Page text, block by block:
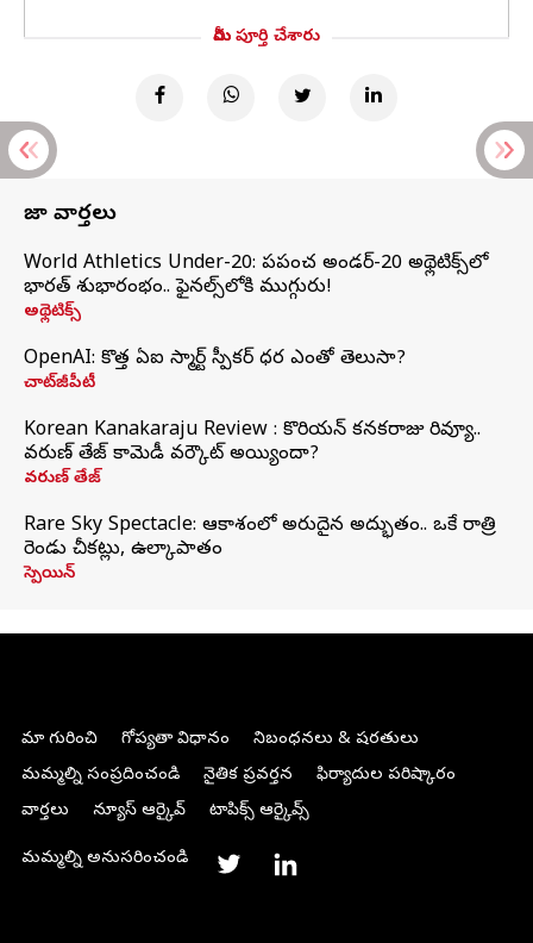
మీరు పూర్తి చేశారు
తాజా వార్తలు
World Athletics Under-20: ప్రపంచ అండర్-20 అథ్లెటిక్స్‌లో
భారత్‌ శుభారంభం.. ఫైనల్స్‌లోకి ముగ్గురు!
అథ్లెటిక్స్
OpenAI: కొత్త ఏఐ స్మార్ట్ స్పీకర్ ధర ఎంతో తెలుసా?
చాట్‌జీపీటీ
Korean Kanakaraju Review : కొరియన్ కనకరాజు రివ్యూ..
వరుణ్ తేజ్ కామెడీ వర్కౌట్ అయ్యిందా?
వరుణ్ తేజ్
Rare Sky Spectacle: ఆకాశంలో అరుదైన అద్భుతం.. ఒకే రాత్రి
రెండు చీకట్లు, ఉల్కాపాతం
స్పెయిన్
మా గురించి గోప్యతా విధానం
నిబంధనలు & షరతులు
మమ్మల్ని సంప్రదించండి
నైతిక ప్రవర్తన
ఫిర్యాదుల పరిష్కారం
వార్తలు
న్యూస్ ఆర్కైవ్ టాపిక్స్ ఆర్కైవ్స్
మమ్మల్ని అనుసరించండి